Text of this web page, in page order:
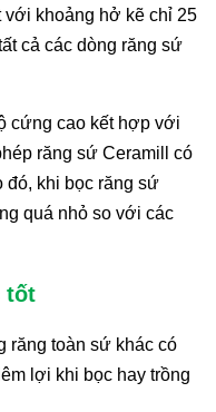
với khoảng hở kẽ chỉ 25
cả các dòng răng sứ
cứng cao kết hợp với
răng sứ Ceramill có
đó, khi bọc răng sứ
quá nhỏ so với các
tốt
răng toàn sứ khác có
lợi khi bọc hay trồng